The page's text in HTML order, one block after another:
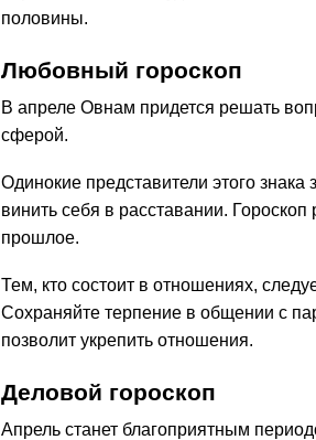
половины.
Любовный гороскоп
В апреле Овнам придется решать
сферой.
Одинокие представители этого
винить себя в расставании.
прошлое.
Тем, кто состоит в отношениях,
Сохраняйте терпение в общении с
позволит укрепить отношения.
Деловой гороскоп
Апрель станет благоприятным